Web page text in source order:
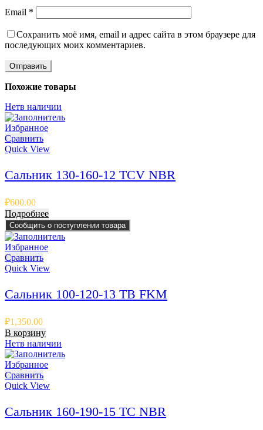
Email *
Сохранить моё имя, email и адрес сайта в этом браузере для
последующих моих комментариев.
Похожие товары
Нетв наличии
Избранное
Сравнить
Quick View
Сальник 130-160-12 TCV NBR
₽600.00
Подробнее
Сообщить о поступлении товара
Избранное
Сравнить
Quick View
Сальник 100-120-13 TB FKM
₽1,350.00
В корзину
Нетв наличии
Избранное
Сравнить
Quick View
Сальник 160-190-15 TC NBR